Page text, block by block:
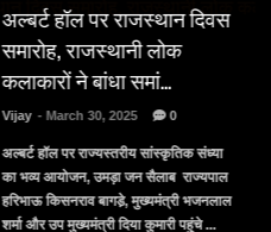
अल्बर्ट हॉल पर राजस्थान दिवस
समारोह, राजस्थानी लोक
कलाकारों ने बांधा समां…
Vijay - March 30, 2025 0
अल्बर्ट हॉल पर राज्यस्तरीय सांस्कृतिक संध्या
का भव्य आयोजन, उमड़ा जन सैलाब राज्यपाल
हरिभाऊ किसनराव बागडे़, मुख्यमंत्री भजनलाल
शर्मा और उप मुख्यमंत्री दिया कुमारी पहुंचे ...